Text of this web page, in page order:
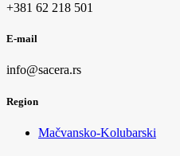
+381 62 218 501
E-mail
info@sacera.rs
Region
Mačvansko-Kolubarski